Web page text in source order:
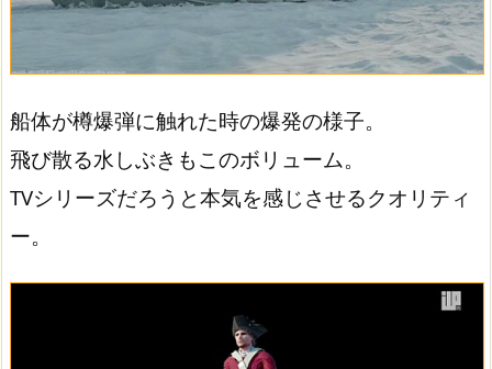
船体が樽爆弾に触れた時の爆発の様子。
飛び散る水しぶきもこのボリューム。
TVシリーズだろうと本気を感じさせるクオリティ
ー。